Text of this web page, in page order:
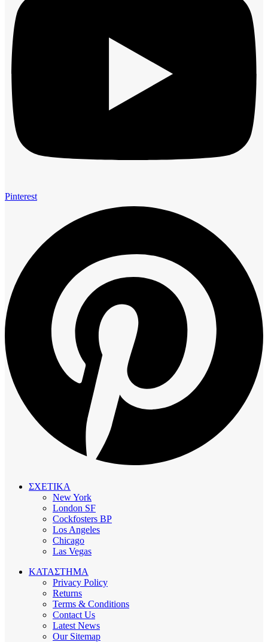
Pinterest
ΣΧΕΤΙΚΑ
New York
London SF
Cockfosters BP
Los Angeles
Chicago
Las Vegas
ΚΑΤΑΣΤΗΜΑ
Privacy Policy
Returns
Terms & Conditions
Contact Us
Latest News
Our Sitemap